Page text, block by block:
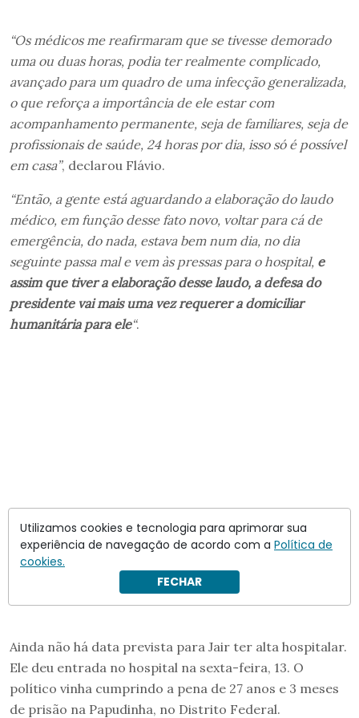
“Os médicos me reafirmaram que se tivesse demorado
uma ou duas horas, podia ter realmente complicado,
avançado para um quadro de uma infecção generalizada,
o que reforça a importância de ele estar com
acompanhamento permanente, seja de familiares, seja de
profissionais de saúde, 24 horas por dia, isso só é possível
em casa”, declarou Flávio.
“Então, a gente está aguardando a elaboração do laudo
médico, em função desse fato novo, voltar para cá de
emergência, do nada, estava bem num dia, no dia
seguinte passa mal e vem às pressas para o hospital, e
assim que tiver a elaboração desse laudo, a defesa do
presidente vai mais uma vez requerer a domiciliar
humanitária para ele“.
Ainda não há data prevista para Jair ter alta hospitalar.
Ele deu entrada no hospital na sexta-feira, 13. O
político vinha cumprindo a pena de 27 anos e 3 meses
de prisão na Papudinha, no Distrito Federal.
Utilizamos cookies e tecnologia para aprimorar sua
experiência de navegação de acordo com a Política de
cookies.
FECHAR